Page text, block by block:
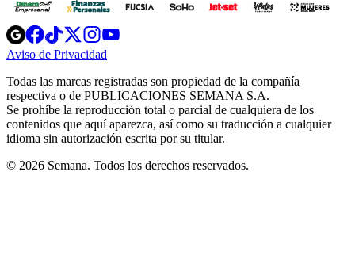
Opens
in
new
Opens
in
new
Opens
in
new
window
Opens
new
windowwindow
Aviso de Privacidad
new
window
Todas las marcas registradas son propiedad de la compañía
respectiva o de PUBLICACIONES SEMANA S.A.
Se prohíbe la reproducción total o parcial de cualquiera de los
contenidos que aquí aparezca, así como su traducción a cualquier
idioma sin autorización escrita por su titular.
© 2026 Semana. Todos los derechos reservados.